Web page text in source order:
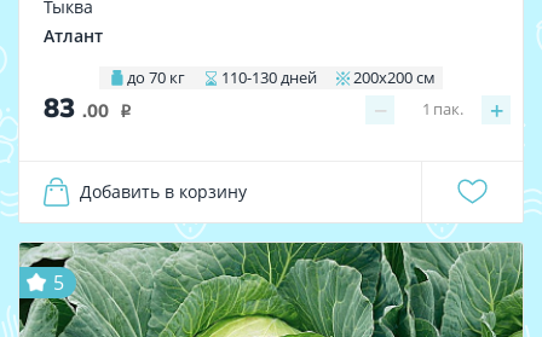
Тыква
Атлант
до 70 кг 110-130 дней 200х200 см
83 .00 i − +
1 пак.
Добавить в корзину
5